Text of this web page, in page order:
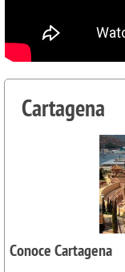
Cartagena
Conoce Cartagena